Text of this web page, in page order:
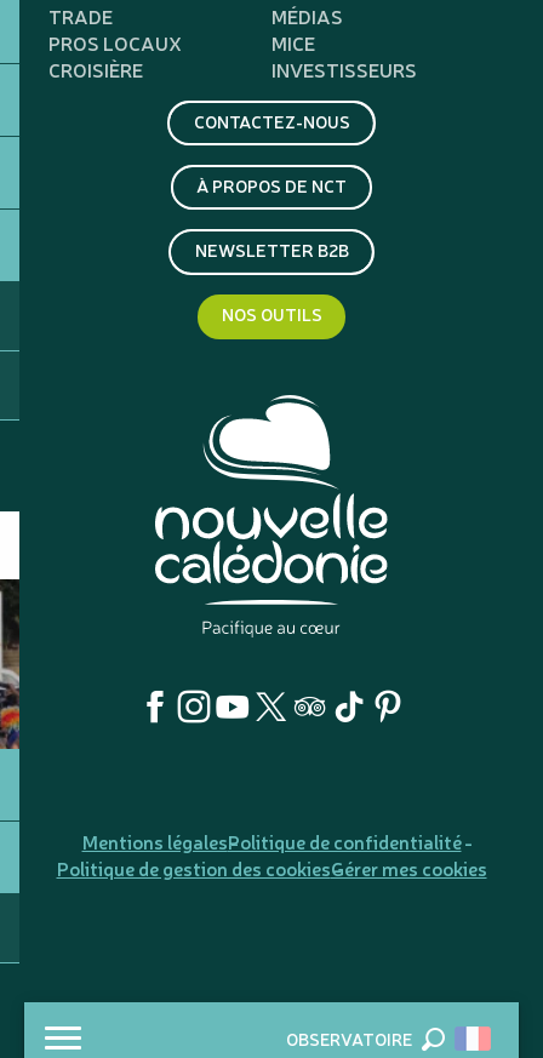
OBSERVATOIRE
TRADE
MÉDIAS
PROS LOCAUX
MICE
CROISIÈRE
INVESTISSEURS
CONTACTEZ-NOUS
À PROPOS DE NCT
NEWSLETTER B2B
NOS OUTILS
Mentions légalesPolitique de confidentialité
Politique de gestion des cookiesGérer mes cookies